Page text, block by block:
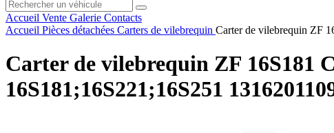
Accueil Vente Galerie Contacts
Accueil Pièces détachées Carters de vilebrequin Carter de vilebrequin ZF
Carter de vilebrequin ZF 16S181
16S181;16S221;16S251